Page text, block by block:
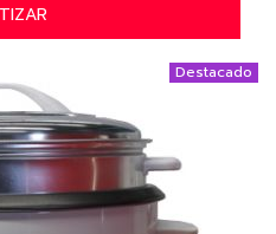
Destacado